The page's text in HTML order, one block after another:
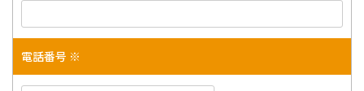
電話番号 ※